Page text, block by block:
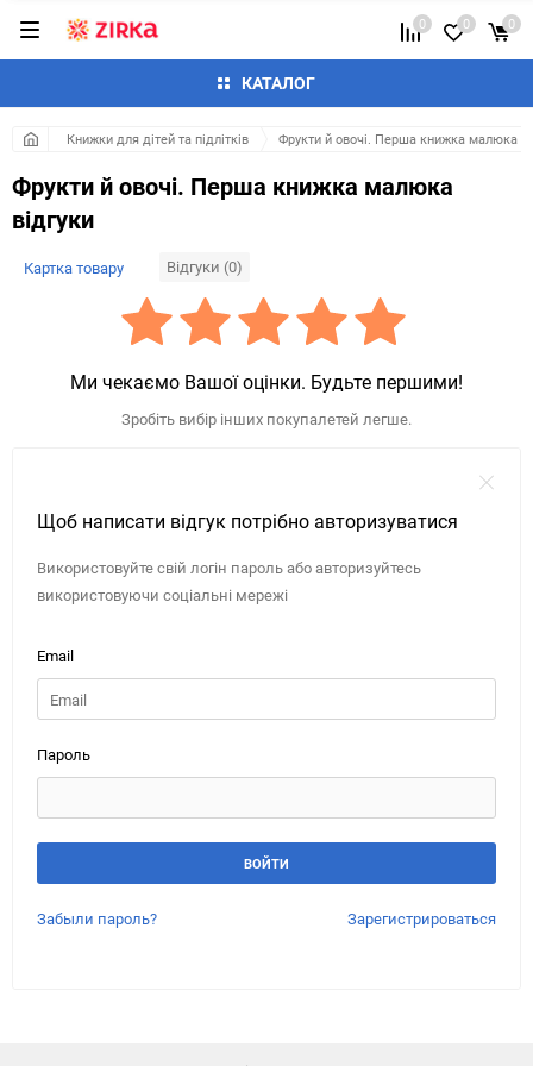
КАТАЛОГ
0 0 0
Книжки для дітей та підлітків Фрукти й овочі. Перша книжка малюка
Фрукти й овочі. Перша книжка малюка
відгуки
Картка товару Відгуки (0)
Ми чекаємо Вашої оцінки. Будьте першими!
Зробіть вибір інших покупалетей легше.
Щоб написати відгук потрібно авторизуватися
Використовуйте свій логін пароль або авторизуйтесь
використовуючи соціальні мережі
Email
Пароль
Забыли пароль? Зарегистрироваться